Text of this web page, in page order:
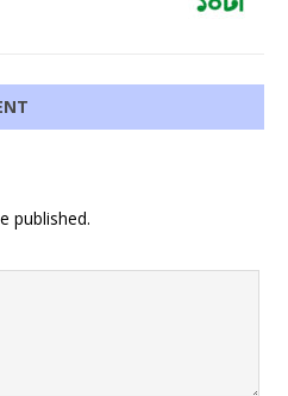
published.